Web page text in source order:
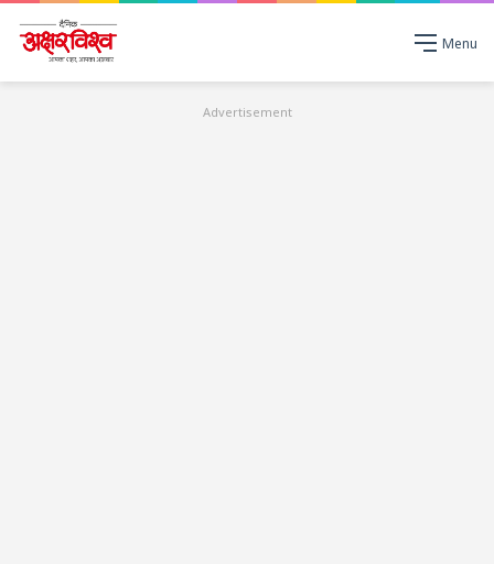
Menu
Advertisement